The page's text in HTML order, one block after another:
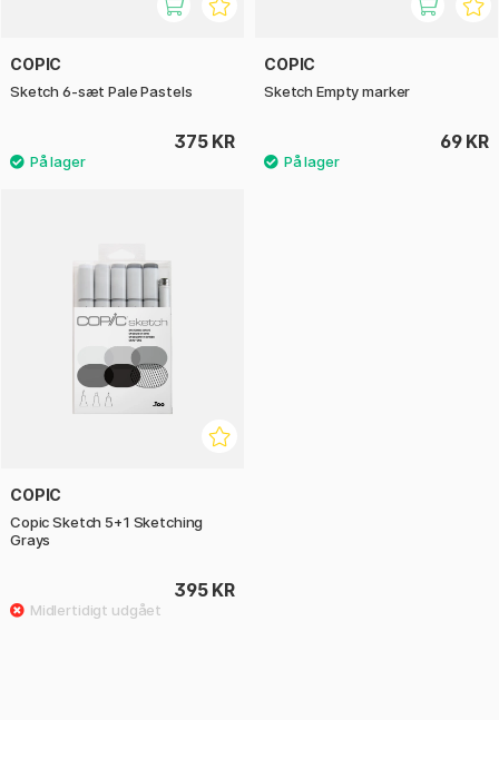
COPIC
Sketch 6-sæt Pale Pastels
375 KR
COPIC
Sketch Empty marker
69 KR
COPIC
Copic Sketch 5+1 Sketching
Grays
395 KR